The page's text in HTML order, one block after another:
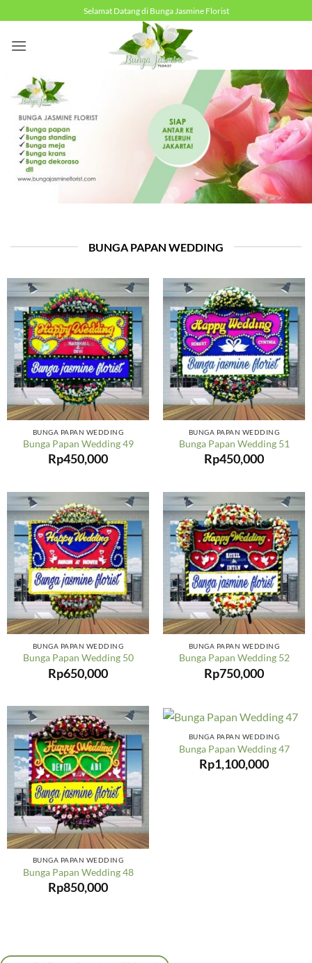
to
content
Selamat Datang di Bunga Jasmine Florist
BUNGA PAPAN WEDDING
BUNGA PAPAN WEDDING
Bunga Papan Wedding 49
Rp450,000
BUNGA PAPAN WEDDING
Bunga Papan Wedding 51
Rp450,000
BUNGA PAPAN WEDDING
Bunga Papan Wedding 50
Rp650,000
BUNGA PAPAN WEDDING
Bunga Papan Wedding 52
Rp750,000
BUNGA PAPAN WEDDING
Bunga Papan Wedding 48
Rp850,000
BUNGA PAPAN WEDDING
Bunga Papan Wedding 47
Rp1,100,000